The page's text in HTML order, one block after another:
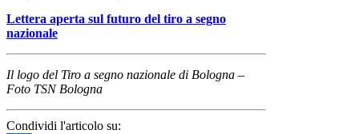
Lettera aperta sul futuro del tiro a segno
nazionale
Il logo del Tiro a segno nazionale di Bologna –
Foto TSN Bologna
Condividi l'articolo su: